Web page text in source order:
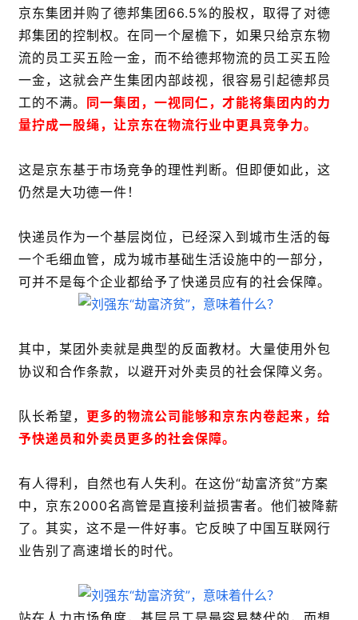
京东集团并购了德邦集团66.5%的股权，取得了对德
邦集团的控制权。在同一个屋檐下，如果只给京东物
流的员工买五险一金，而不给德邦物流的员工买五险
一金，这就会产生集团内部歧视，很容易引起德邦员
工的不满。
同一集团，一视同仁，才能将集团内的力
量拧成一股绳，让京东在物流行业中更具竞争力。
这是京东基于市场竞争的理性判断。但即便如此，这
仍然是大功德一件！
快递员作为一个基层岗位，已经深入到城市生活的每
一个毛细血管，成为城市基础生活设施中的一部分，
可并不是每个企业都给予了快递员应有的社会保障。
其中，某团外卖就是典型的反面教材。大量使用外包
协议和合作条款，以避开对外卖员的社会保障义务。
队长希望， 更多的物流公司能够和京东内卷起来，给
予快递员和外卖员更多的社会保障。
有人得利，自然也有人失利。在这份“劫富济贫”方案
中，京东2000名高管是直接利益损害者。他们被降薪
了。其实，这不是一件好事。它反映了中国互联网行
业告别了高速增长的时代。